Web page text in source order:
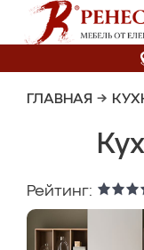
ГЛАВНАЯ →
Рейтинг: